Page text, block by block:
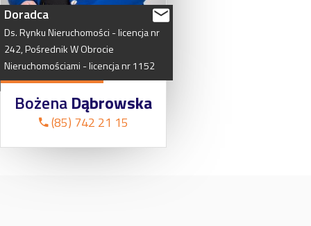
Doradca
Ds.RynkuNieruchomości -licencjanr
242,PośrednikWObrocie
Nieruchomościami -licencjanr1152
BożenaDąbrowska
(85) 742 21 15